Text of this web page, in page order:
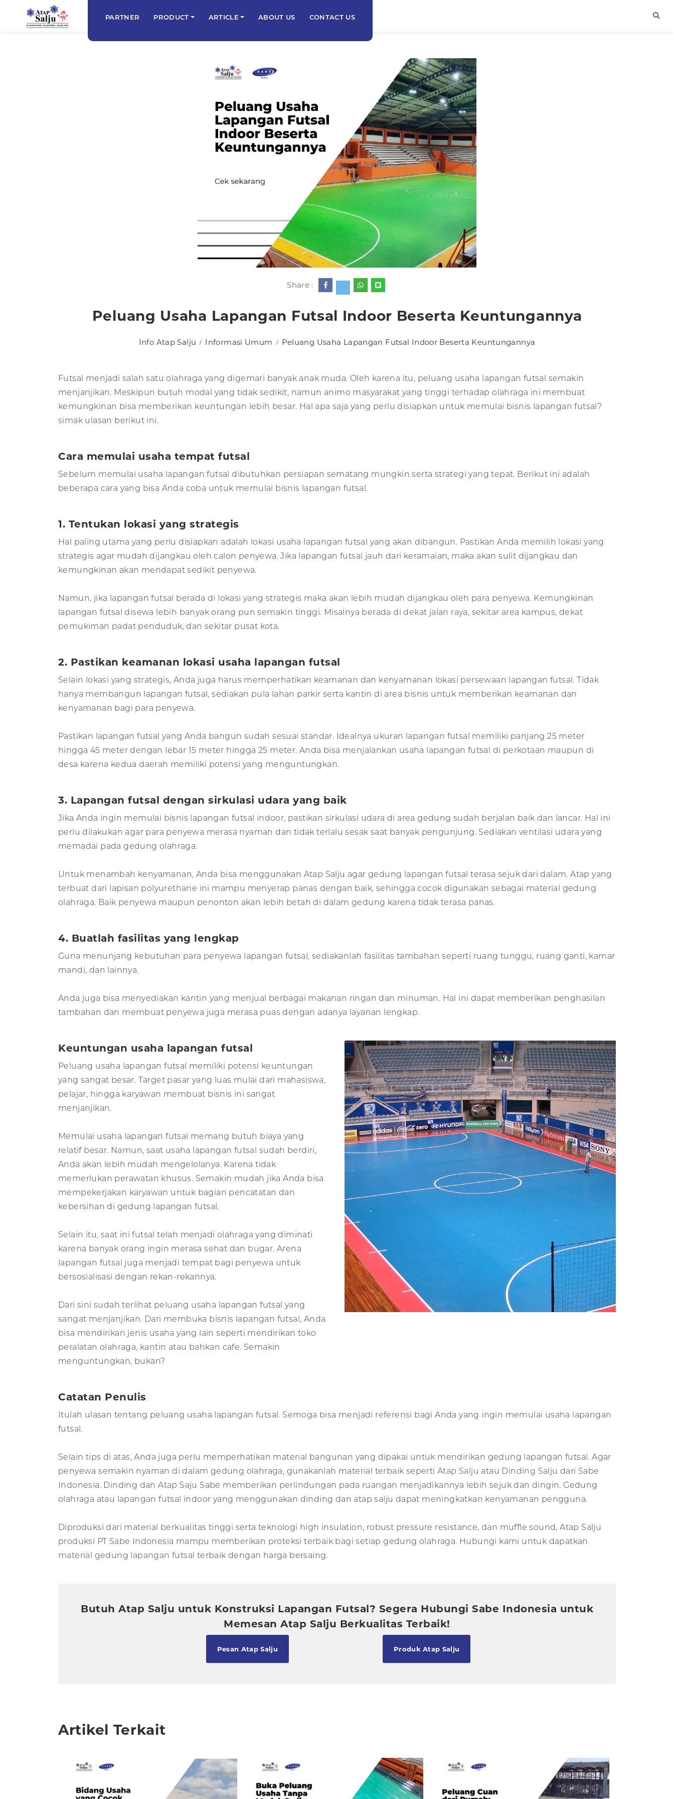
PARTNER PRODUCT ARTICLE ABOUT US CONTACT US
Share :
Peluang Usaha Lapangan Futsal Indoor Beserta Keuntungannya
Info Atap Salju Informasi Umum Peluang Usaha Lapangan Futsal Indoor Beserta Keuntungannya
Futsal menjadi salah satu olahraga yang digemari banyak anak muda. Oleh karena itu, peluang usaha lapangan futsal semakin
menjanjikan. Meskipun butuh modal yang tidak sedikit, namun animo masyarakat yang tinggi terhadap olahraga ini membuat
kemungkinan bisa memberikan keuntungan lebih besar. Hal apa saja yang perlu disiapkan untuk memulai bisnis lapangan futsal?
simak ulasan berikut ini.
Cara memulai usaha tempat futsal
Sebelum memulai usaha lapangan futsal dibutuhkan persiapan sematang mungkin serta strategi yang tepat. Berikut ini adalah
beberapa cara yang bisa Anda coba untuk memulai bisnis lapangan futsal.
1. Tentukan lokasi yang strategis
Hal paling utama yang perlu disiapkan adalah lokasi usaha lapangan futsal yang akan dibangun. Pastikan Anda memilih lokasi yang
strategis agar mudah dijangkau oleh calon penyewa. Jika lapangan futsal jauh dari keramaian, maka akan sulit dijangkau dan
kemungkinan akan mendapat sedikit penyewa.
Namun, jika lapangan futsal berada di lokasi yang strategis maka akan lebih mudah dijangkau oleh para penyewa. Kemungkinan
lapangan futsal disewa lebih banyak orang pun semakin tinggi. Misalnya berada di dekat jalan raya, sekitar area kampus, dekat
pemukiman padat penduduk, dan sekitar pusat kota.
2. Pastikan keamanan lokasi usaha lapangan futsal
Selain lokasi yang strategis, Anda juga harus memperhatikan keamanan dan kenyamanan lokasi persewaan lapangan futsal. Tidak
hanya membangun lapangan futsal, sediakan pula lahan parkir serta kantin di area bisnis untuk memberikan keamanan dan
kenyamanan bagi para penyewa.
Pastikan lapangan futsal yang Anda bangun sudah sesuai standar. Idealnya ukuran lapangan futsal memiliki panjang 25 meter
hingga 45 meter dengan lebar 15 meter hingga 25 meter. Anda bisa menjalankan usaha lapangan futsal di perkotaan maupun di
desa karena kedua daerah memiliki potensi yang menguntungkan.
3. Lapangan futsal dengan sirkulasi udara yang baik
Jika Anda ingin memulai bisnis lapangan futsal indoor, pastikan sirkulasi udara di area gedung sudah berjalan baik dan lancar. Hal ini
perlu dilakukan agar para penyewa merasa nyaman dan tidak terlalu sesak saat banyak pengunjung. Sediakan ventilasi udara yang
memadai pada gedung olahraga.
Untuk menambah kenyamanan, Anda bisa menggunakan Atap Salju agar gedung lapangan futsal terasa sejuk dari dalam. Atap yang
terbuat dari lapisan polyurethane ini mampu menyerap panas dengan baik, sehingga cocok digunakan sebagai material gedung
olahraga. Baik penyewa maupun penonton akan lebih betah di dalam gedung karena tidak terasa panas.
4. Buatlah fasilitas yang lengkap
Guna menunjang kebutuhan para penyewa lapangan futsal, sediakanlah fasilitas tambahan seperti ruang tunggu, ruang ganti, kamar
mandi, dan lainnya.
Anda juga bisa menyediakan kantin yang menjual berbagai makanan ringan dan minuman. Hal ini dapat memberikan penghasilan
tambahan dan membuat penyewa juga merasa puas dengan adanya layanan lengkap.
Keuntungan usaha lapangan futsal
Peluang usaha lapangan futsal memiliki potensi keuntungan
yang sangat besar. Target pasar yang luas mulai dari mahasiswa,
pelajar, hingga karyawan membuat bisnis ini sangat
menjanjikan.
Memulai usaha lapangan futsal memang butuh biaya yang
relatif besar. Namun, saat usaha lapangan futsal sudah berdiri,
Anda akan lebih mudah mengelolanya. Karena tidak
memerlukan perawatan khusus. Semakin mudah jika Anda bisa
mempekerjakan karyawan untuk bagian pencatatan dan
kebersihan di gedung lapangan futsal.
Selain itu, saat ini futsal telah menjadi olahraga yang diminati
karena banyak orang ingin merasa sehat dan bugar. Arena
lapangan futsal juga menjadi tempat bagi penyewa untuk
bersosialisasi dengan rekan-rekannya.
Dari sini sudah terlihat peluang usaha lapangan futsal yang
sangat menjanjikan. Dari membuka bisnis lapangan futsal, Anda
bisa mendirikan jenis usaha yang lain seperti mendirikan toko
peralatan olahraga, kantin atau bahkan cafe. Semakin
menguntungkan, bukan?
Catatan Penulis
Itulah ulasan tentang peluang usaha lapangan futsal. Semoga bisa menjadi referensi bagi Anda yang ingin memulai usaha lapangan
futsal.
Selain tips di atas, Anda juga perlu memperhatikan material bangunan yang dipakai untuk mendirikan gedung lapangan futsal. Agar
penyewa semakin nyaman di dalam gedung olahraga, gunakanlah material terbaik sepertiAtap Salju atau Dinding Salju dari Sabe
Indonesia. Dinding dan Atap Saju Sabe memberikan perlindungan pada ruangan menjadikannya lebih sejuk dan dingin. Gedung
olahraga atau lapangan futsal indoor yang menggunakan dinding dan atap salju dapat meningkatkan kenyamanan pengguna.
Diproduksi dari material berkualitas tinggi serta teknologi high insulation, robust pressure resistance, dan muffle sound, Atap Salju
produksi PT Sabe Indonesia mampu memberikan proteksi terbaik bagi setiap gedung olahraga. Hubungi kami untuk dapatkan
material gedung lapangan futsal terbaik dengan harga bersaing.
Butuh Atap Salju untuk Konstruksi Lapangan Futsal? Segera Hubungi Sabe Indonesia untuk
Memesan Atap Salju Berkualitas Terbaik!
Pesan Atap Salju Produk Atap Salju
Artikel Terkait